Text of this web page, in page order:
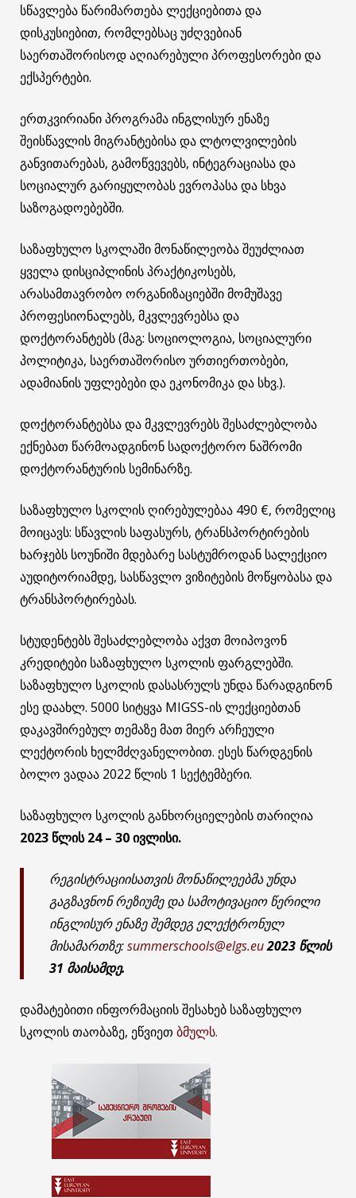
სწავლება წარიმართება ლექციებითა და
დისკუსიებით, რომლებსაც უძღვებიან
საერთაშორისოდ აღიარებული პროფესორები და
ექსპერტები.
ერთკვირიანი პროგრამა ინგლისურ ენაზე
შეისწავლის მიგრანტებისა და ლტოლვილების
განვითარებას, გამოწვევებს, ინტეგრაციასა და
სოციალურ გარიყულობას ევროპასა და სხვა
საზოგადოებებში.
საზაფხულო სკოლაში მონაწილეობა შეუძლიათ
ყველა დისციპლინის პრაქტიკოსებს,
არასამთავრობო ორგანიზაციებში მომუშავე
პროფესიონალებს, მკვლევრებსა და
დოქტორანტებს (მაგ: სოციოლოგია, სოციალური
პოლიტიკა, საერთაშორისო ურთიერთობები,
ადამიანის უფლებები და ეკონომიკა და სხვ.).
დოქტორანტებსა და მკვლევრებს შესაძლებლობა
ექნებათ წარმოადგინონ სადოქტორო ნაშრომი
დოქტორანტურის სემინარზე.
საზაფხულო სკოლის ღირებულებაა 490 €, რომელიც
მოიცავს: სწავლის საფასურს, ტრანსპორტირების
ხარჯებს სოუნიში მდებარე სასტუმროდან სალექციო
აუდიტორიამდე, სასწავლო ვიზიტების მოწყობასა და
ტრანსპორტირებას.
სტუდენტებს შესაძლებლობა აქვთ მოიპოვონ
კრედიტები საზაფხულო სკოლის ფარგლებში.
საზაფხულო სკოლის დასასრულს უნდა წარადგინონ
ესე დაახლ. 5000 სიტყვა MIGSS-ის ლექციებთან
დაკავშირებულ თემაზე მათ მიერ არჩეული
ლექტორის ხელმძღვანელობით. ესეს წარდგენის
ბოლო ვადაა 2022 წლის 1 სექტემბერი.
საზაფხულო სკოლის განხორციელების თარიღია
2023 წლის 24 – 30 ივლისი.
რეგისტრაციისათვის მონაწილეებმა უნდა
გაგზავნონ რეზიუმე და სამოტივაციო წერილი
ინგლისურ ენაზე შემდეგ ელექტრონულ
მისამართზე:summerschools@elgs.eu2023 წლის
31 მაისამდე.
დამატებითი ინფორმაციის შესახებ საზაფხულო
სკოლის თაობაზე, ეწვიეთ ბმულს.